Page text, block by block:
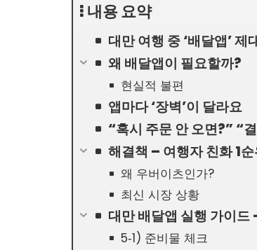
내용 요약
대만 여행 중 ‘배달앱’
왜 배달앱이 필요할까?
현실적 불편
앱마다 ‘장벽’이 달라요
“혹시 주문 안 오면?” “
해결책 – 여행자 친화 1
왜 우버이츠인가?
최신 시장 상황
대만 배달앱 실행 가이
5‑1) 준비물 체크